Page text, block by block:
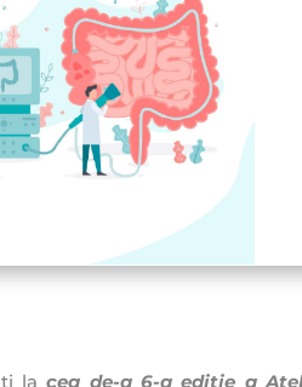
la cea de-a 6-a ediție a